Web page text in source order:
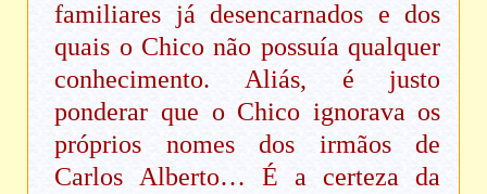
familiares já desencarnados e dos
quais o Chico não possuía qualquer
conhecimento. Aliás, é justo
ponderar que o Chico ignorava os
próprios nomes dos irmãos de
Carlos Alberto… É a certeza da